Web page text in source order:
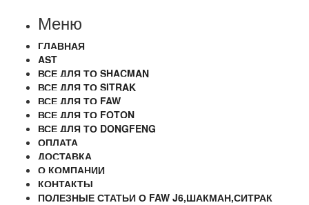
Меню
ГЛАВНАЯ
AST
ВСЕ ДЛЯ ТО SHACMAN
ВСЕ ДЛЯ ТО SITRAK
ВСЕ ДЛЯ ТО FAW
ВСЕ ДЛЯ ТО FOTON
ВСЕ ДЛЯ ТО DONGFENG
ОПЛАТА
ДОСТАВКА
О КОМПАНИИ
КОНТАКТЫ
ПОЛЕЗНЫЕ СТАТЬИ О FAW J6,ШАКМАН,СИТРАК